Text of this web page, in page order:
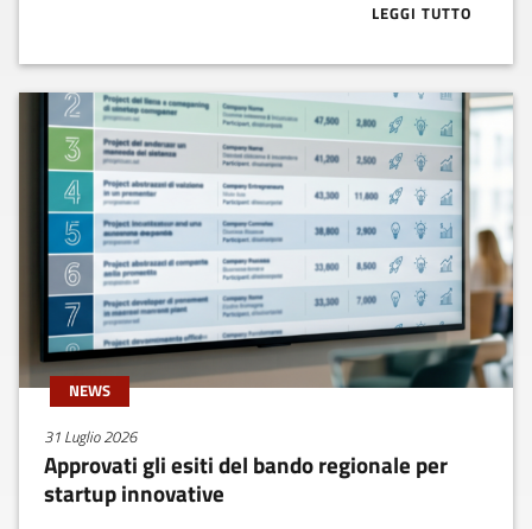
LEGGI TUTTOABOUT IFF, IL
NEWS
31 Luglio 2026
Approvati gli esiti del bando regionale per
startup innovative